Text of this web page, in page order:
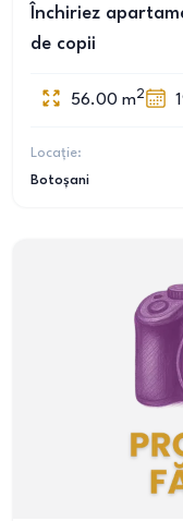
Închiriez
de copii
56.00 m2
Locație:
Botoșani